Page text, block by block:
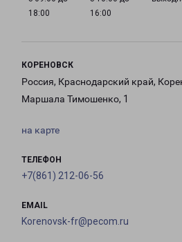
18:00
16:00
КОРЕНОВСК
Россия, Краснодарский край,
Маршала Тимошенко, 1
на карте
ТЕЛЕФОН
+7(861) 212-06-56
EMAIL
Korenovsk-fr@pecom.ru